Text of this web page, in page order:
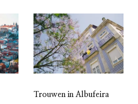
Trouwen in Albufeira